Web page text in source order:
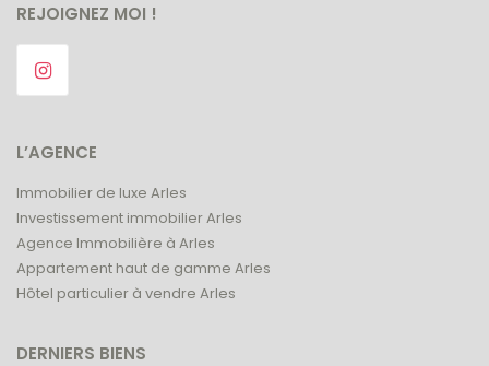
REJOIGNEZ MOI !
L’AGENCE
Immobilier de luxe Arles
Investissement immobilier Arles
Agence Immobilière à Arles
Appartement haut de gamme Arles
Hôtel particulier à vendre Arles
DERNIERS BIENS